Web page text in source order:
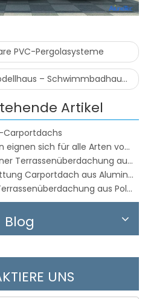
PVC-Pergolasysteme
– Schwimmbadhaus-Pergola
Artikel
Carportdachs
Litesort-Haustürmarkisen eignen sich für alle Arten von Installationsbedingungen
Leben im Freien unter einer Terrassenüberdachung aus Aluminium
AlunoTec Außenbeschattung Carportdach aus Aluminium
Markisenüberdachung, Terrassenüberdachung aus Polycarbonatplatten
Blog
UNS